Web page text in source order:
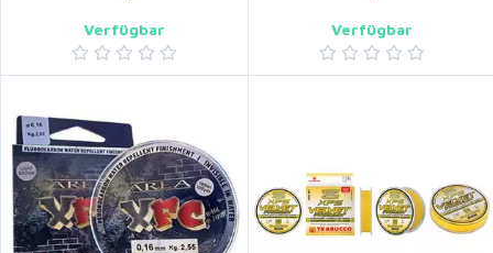
Verfügbar Verfügbar